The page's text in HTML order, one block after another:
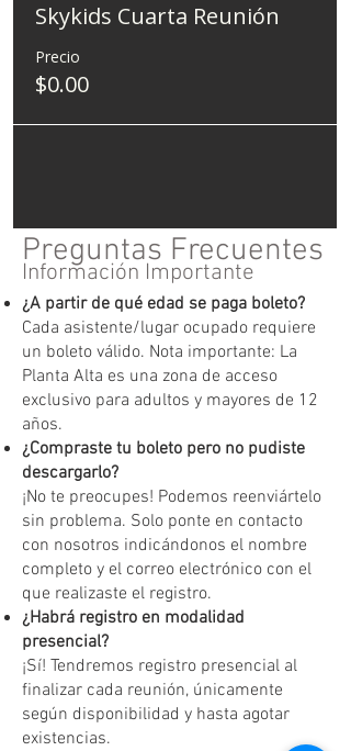
Skykids Cuarta Reunión
Precio
$0.00
Preguntas Frecuentes
Información Importante
¿A partir de qué edad se paga boleto?
Cada asistente/lugar ocupado requiere
un boleto válido. Nota importante: La
Planta Alta es una zona de acceso
exclusivo para adultos y mayores de 12
años.
¿Compraste tu boleto pero no pudiste
descargarlo?
¡No te preocupes! Podemos reenviártelo
sin problema. Solo ponte en contacto
con nosotros indicándonos el nombre
completo y el correo electrónico con el
que realizaste el registro.
¿Habrá registro en modalidad
presencial?
¡Sí! Tendremos registro presencial al
finalizar cada reunión, únicamente
según disponibilidad y hasta agotar
existencias.